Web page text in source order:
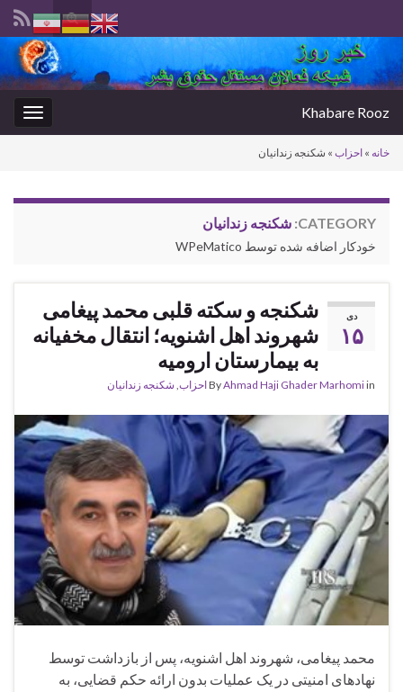
Toggle
search
form
Search for:
Khabare Rooz
خانه » احزاب » شکنجه زندانیان
CATEGORY: شکنجه زندانیان
خودکار اضافه شده توسط WPeMatico
دی
۱۵
شکنجه و سکته قلبی محمد پیغامی
شهروند اهل اشنویه؛ انتقال مخفیانه
به بیمارستان ارومیه
ByAhmad Haji Ghader Marhomiin احزاب شکنجه زندانیان
محمد پیغامی، شهروند اهل اشنویه، پس از بازداشت توسط
نهادهای امنیتی در یک عملیات بدون ارائه حکم قضایی، به